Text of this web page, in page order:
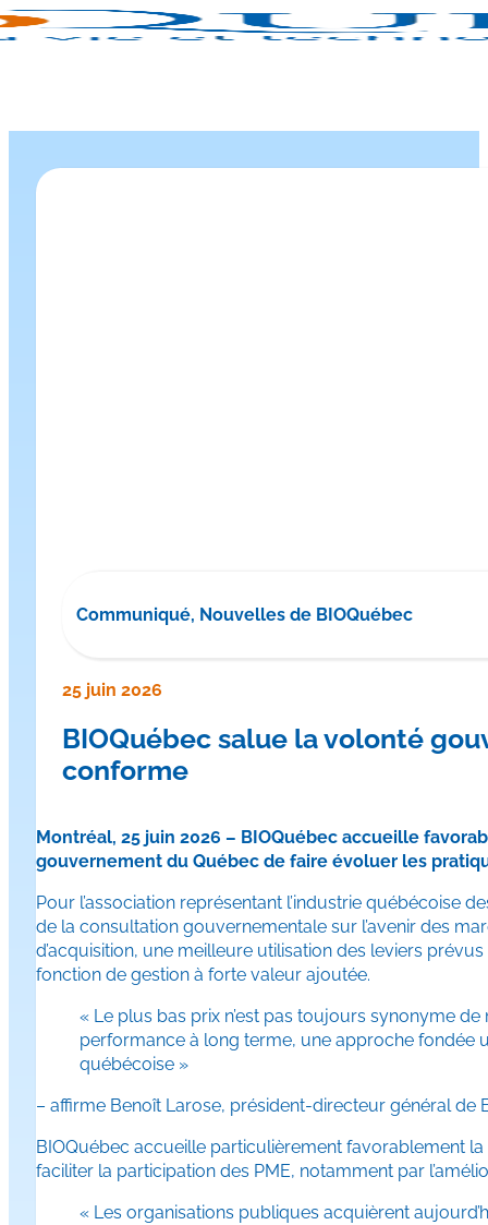
Communiqué, Nouvelles de BIOQuébec
25 juin 2026
BIOQuébec salue la volonté
conforme
Montréal, 25 juin 2026 – BIOQuébec accueille
gouvernement du Québec de faire évoluer les
Pour l’association représentant l’industrie québécoise
de la consultation gouvernementale sur l’avenir des
d’acquisition, une meilleure utilisation des leviers
fonction de gestion à forte valeur ajoutée.
« Le plus bas prix n’est pas toujours synonyme
performance à long terme, une approche fondée
québécoise »
– affirme Benoît Larose, président-directeur général de
BIOQuébec accueille particulièrement favorablement
faciliter la participation des PME, notamment par
« Les organisations publiques acquièrent